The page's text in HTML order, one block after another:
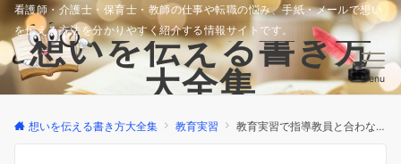
看護師・介護士・保育士・教師の仕事や転職の悩み、手紙・メールで想い
を伝える方法を分かりやすく紹介する情報サイトです。
想いを伝える書き方
大全集
Menu
想いを伝える書き方大全集 教育実習 教育実習で指導教員と合わないときの考え方｜評価を下げずに乗り切る方法